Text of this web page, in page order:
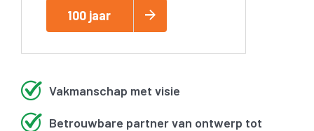
100 jaar
Vakmanschap met visie
Betrouwbare partner van ontwerp tot